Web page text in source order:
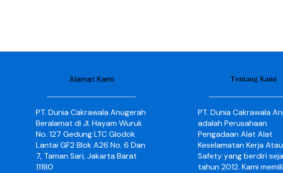
Alamat Kami
PT. Dunia Cakrawala Anugerah
Beralamat di Jl. Hayam Wuruk
No. 127 Gedung LTC Glodok
Lantai GF2 Blok A26 No. 6 Dan
7, Taman Sari, Jakarta Barat
11180
Tentang Kami
PT. Dunia Cakrawala
adalah Perusahaan
Pengadaan Alat Alat
Keselamatan Kerja
Safety yang berdiri
tahun 2012. Kami